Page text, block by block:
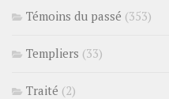
Témoins du passé (353)
Templiers (33)
Traité (2)